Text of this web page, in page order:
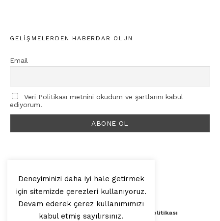
GELIŞMELERDEN HABERDAR OLUN
Email
Veri Politikası metnini okudum ve şartlarını kabul
ediyorum.
© 2025, Artilop
Künye Yazar Başvurusu Veri Politikası
Deneyiminizi daha iyi hale getirmek
için sitemizde çerezleri kullanıyoruz.
Devam ederek çerez kullanımımızı
kabul etmiş sayılırsınız.